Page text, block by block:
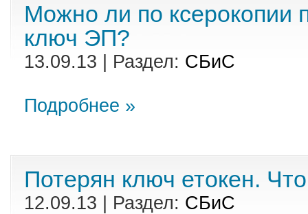
Можно ли по ксерокопии
ключ ЭП?
13.09.13 | Раздел: СБиС
Подробнее »
Потерян ключ етокен.
12.09.13 | Раздел: СБиС